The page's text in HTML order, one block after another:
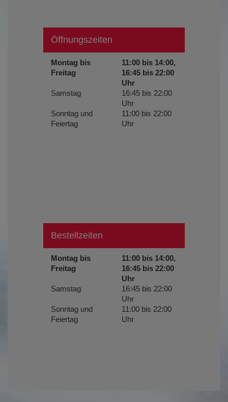
Öffnungszeiten
Montag bis
Freitag
11:00 bis 14:00,
16:45 bis 22:00
Uhr
Samstag
16:45 bis 22:00
Uhr
Sonntag und
Feiertag
11:00 bis 22:00
Uhr
Bestellzeiten
Montag bis
Freitag
11:00 bis 14:00,
16:45 bis 22:00
Uhr
Samstag
16:45 bis 22:00
Uhr
Sonntag und
Feiertag
11:00 bis 22:00
Uhr